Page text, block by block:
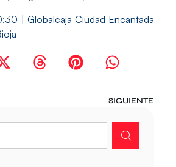
| Globalcaja Ciudad Encantada
SIGUIENTE